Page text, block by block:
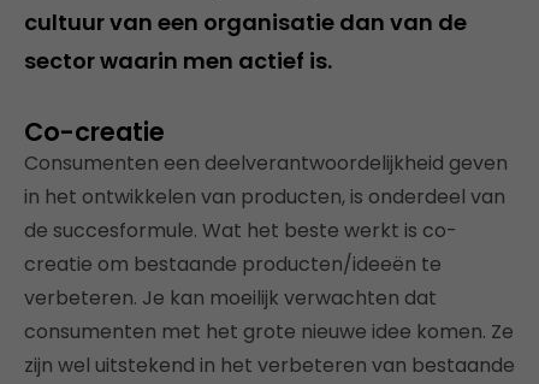
cultuur van een organisatie dan van de
sector waarin men actief is.
Co-creatie
Consumenten een deelverantwoordelijkheid geven
in het ontwikkelen van producten, is onderdeel van
de succesformule. Wat het beste werkt is co-
creatie om bestaande producten/ideeën te
verbeteren. Je kan moeilijk verwachten dat
consumenten met het grote nieuwe idee komen. Ze
zijn wel uitstekend in het verbeteren van bestaande